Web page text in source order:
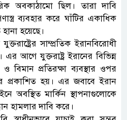
অবকাঠামো ছিল। তারা দাবি
ব্যবহার করে ঘাঁটির একাধিক
হয়েছে।
সাম্প্রতিক ইরানবিরোধী
আগে যুক্তরাষ্ট্র ইরানের বিভিন্ন
বিমান প্রতিরক্ষা ব্যবস্থার ওপর
প্রকাশিত হয়। এর জবাবে ইরান
অবস্থিত মার্কিন স্থাপনাগুলোকে
হামলার দাবি করে।